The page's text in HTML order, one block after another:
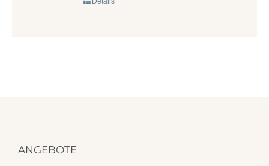
ANGEBOTE